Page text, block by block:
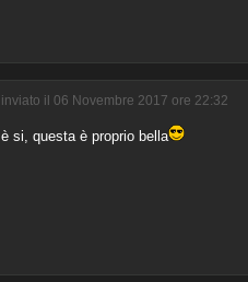
inviato il 06 Novembre 2017 ore 22:32
è si, questa è proprio bella